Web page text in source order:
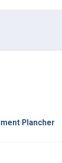
Plancher